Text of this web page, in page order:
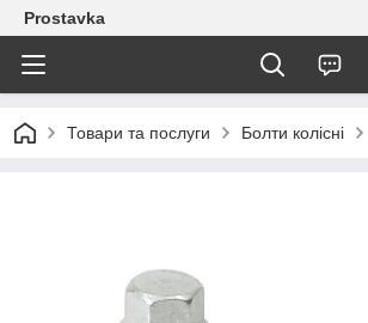
Prostavka
Товари та послуги Болти колісні